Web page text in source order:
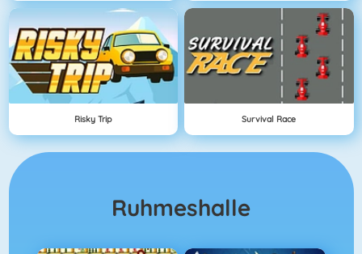
Risky Trip Survival Race
Ruhmeshalle